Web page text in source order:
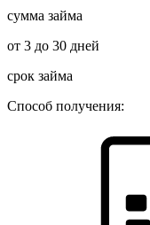
сумма займа
от 3 до 30 дней
срок займа
Способ получения: